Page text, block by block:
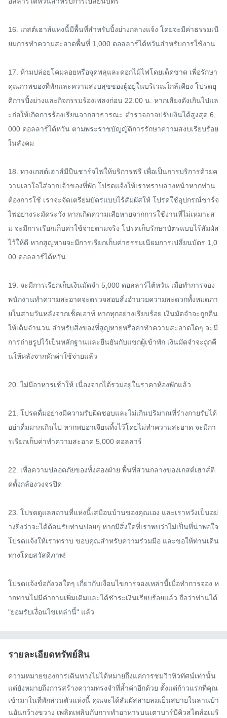
16. เกสต์เฮาส์แห่งนี้มีพื้นที่สำหรับปิ้งย่างกลางแจ้ง โดยจะมีค่าธรรมเนี
ยมการทำความสะอาดพื้นที่ 1,000 ดอลลาร์ไต้หวันสำหรับการใช้งาน
17. ห้ามปล่อยโคมลอยหรือจุดพลุและดอกไม้ไฟโดยเด็ดขาด เพื่อรักษา
คุณภาพของที่พักและความสงบสุขของผู้อยู่ในบริเวณใกล้เคียง โปรดยุ
ติการปิ้งย่างและกิจกรรมร้องเพลงก่อน 22.00 น. หากเสียงดังเกินไปแล
ะก่อให้เกิดการร้องเรียนจากสาธารณะ ตำรวจอาจปรับเงินได้สูงสุด 6,
000 ดอลลาร์ไต้หวัน ตามพระราชบัญญัติการรักษาความสงบเรียบร้อย
ในสังคม
18. ทางเกสต์เฮาส์มีปืนชาร์จไฟให้บริการฟรี เพื่อเป็นการบริการด้วยค
วามเอาใจใส่จากเจ้าของที่พัก โปรดแจ้งให้เราทราบล่วงหน้าหากท่าน
ต้องการใช้ เราจะจัดเตรียมบัตรแบบไร้สัมผัสให้ โปรดใช้อุปกรณ์ชาร์จ
ไฟอย่างระมัดระวัง หากเกิดความเสียหายจากการใช้งานที่ไม่เหมาะส
ม จะมีการเรียกเก็บค่าใช้จ่ายตามจริง โปรดเก็บรักษาบัตรแบบไร้สัมผัส
ไว้ให้ดี หากสูญหายจะมีการเรียกเก็บค่าธรรมเนียมการเปลี่ยนบัตร 1,0
00 ดอลลาร์ไต้หวัน
19. จะมีการเรียกเก็บเงินมัดจำ 5,000 ดอลลาร์ไต้หวัน เมื่อทำการจอง
พนักงานทำความสะอาดจะตรวจสอบสิ่งอำนวยความสะดวกทั้งหมดภา
ยในสามวันหลังจากเช็คเอาท์ หากทุกอย่างเรียบร้อย เงินมัดจำจะถูกคืน
ให้เต็มจำนวน สำหรับสิ่งของที่สูญหายหรือค่าทำความสะอาดใดๆ จะมี
การถ่ายรูปไว้เป็นหลักฐานและยืนยันกับแขกผู้เข้าพัก เงินมัดจำจะถูกคื
นให้หลังจากหักค่าใช้จ่ายแล้ว
20. ไม่มีอาหารเช้าให้ เนื่องจากได้รวมอยู่ในราคาห้องพักแล้ว
21. โปรดดื่มอย่างมีความรับผิดชอบและไม่เกินปริมาณที่ร่างกายรับได้
อย่าดื่มมากเกินไป หากพบอาเจียนทิ้งไว้โดยไม่ทำความสะอาด จะมีกา
รเรียกเก็บค่าทำความสะอาด 5,000 ดอลลาร์
22. เพื่อความปลอดภัยของทั้งสองฝ่าย พื้นที่ส่วนกลางของเกสต์เฮาส์ติ
ดตั้งกล้องวงจรปิด
23. โปรดดูแลสถานที่แห่งนี้เสมือนบ้านของคุณเอง และเราหวังเป็นอย่
างยิ่งว่าจะได้ต้อนรับท่านบ่อยๆ หากมีสิ่งใดที่เราพบว่าไม่เป็นที่น่าพอใจ
โปรดแจ้งให้เราทราบ ขอบคุณสำหรับความร่วมมือ และขอให้ท่านเดิน
ทางโดยสวัสดิภาพ!
โปรดแจ้งข้อกังวลใดๆ เกี่ยวกับเงื่อนไขการจองเหล่านี้เมื่อทำการจอง ห
ากท่านไม่มีคำถามเพิ่มเติมและได้ชำระเงินเรียบร้อยแล้ว ถือว่าท่านได้
"ยอมรับเงื่อนไขเหล่านี้" แล้ว
รายละเอียดทรัพย์สิน
ความหมายของการเดินทางไม่ได้หมายถึงแค่การชมวิวทิวทัศน์เท่านั้น
แต่ยังหมายถึงการสร้างความทรงจำที่ล้ำค่าอีกด้วย ตั้งแต่ก้าวแรกที่คุณ
เข้ามาในที่พักส่วนตัวแห่งนี้ คุณจะได้สัมผัสสายลมเย็นสบายในลานบ้า
นอันกว้างขวาง เพลิดเพลินกับการทำอาหารบนเตาบาร์บีคิวสไตล์อเมริ